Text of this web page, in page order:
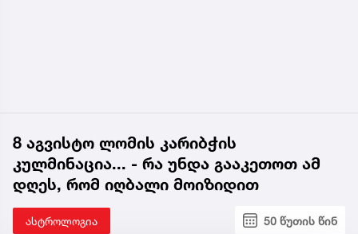
8 აგვისტო ლომის კარიბჭის
კულმინაცია... - რა უნდა გააკეთოთ ამ
დღეს, რომ იღბალი მოიზიდით
ასტროლოგია 50 წუთის წინ